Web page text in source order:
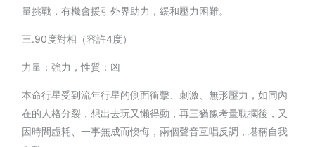
量挑戰，有機會援引外界助力，緩和壓力困難。
三.90度對相（容許4度）
力量：強力，性質：凶
本命行星受到流年行星的側面衝擊、刺激、無形壓力，如同內
在的人格分裂，想出去玩又懶得動，再三猶豫考量耽擱後，又
因時間虛耗、一事無成而懊悔，兩個聲音互唱反調，堪稱自我